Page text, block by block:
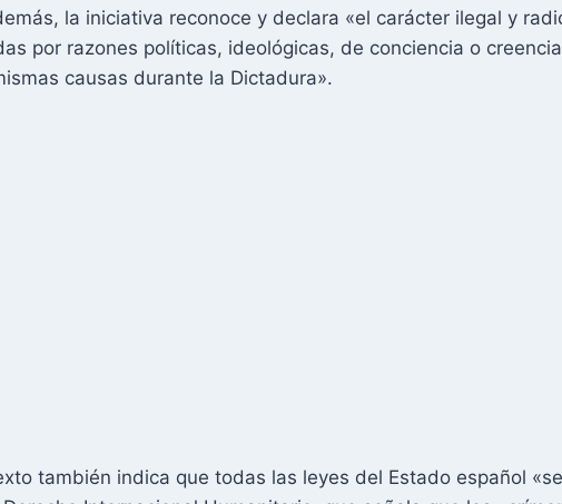
la iniciativa reconoce y declara «el carácter ilegal y
por razones políticas, ideológicas, de conciencia o
causas durante la Dictadura».
también indica que todas las leyes del Estado español